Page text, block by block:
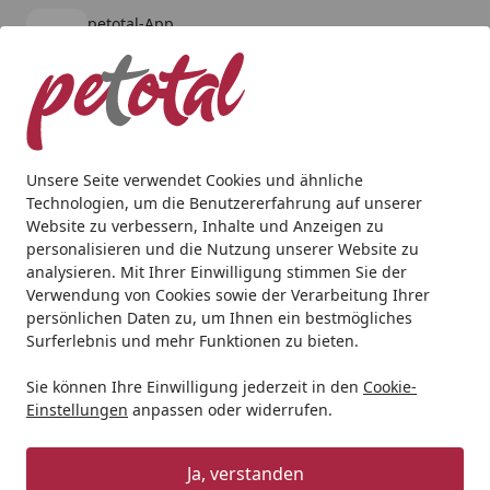
Unsere Seite verwendet Cookies und ähnliche
Technologien, um die Benutzererfahrung auf unserer
Website zu verbessern, Inhalte und Anzeigen zu
personalisieren und die Nutzung unserer Website zu
analysieren. Mit Ihrer Einwilligung stimmen Sie der
Verwendung von Cookies sowie der Verarbeitung Ihrer
persönlichen Daten zu, um Ihnen ein bestmögliches
Surferlebnis und mehr Funktionen zu bieten.
Sie können Ihre Einwilligung jederzeit in den Cookie-
Einstellungen anpassen oder widerrufen.
Ja, verstanden
petotal-App
kostenlos - Im App Store
Alle Produkte
Mein Konto
Suchen
Startseite
Hund Halsbänder, Leinen & Co Leinen Wolters
Wolters Cityleine K2 100cmx13mm
sepia rosa